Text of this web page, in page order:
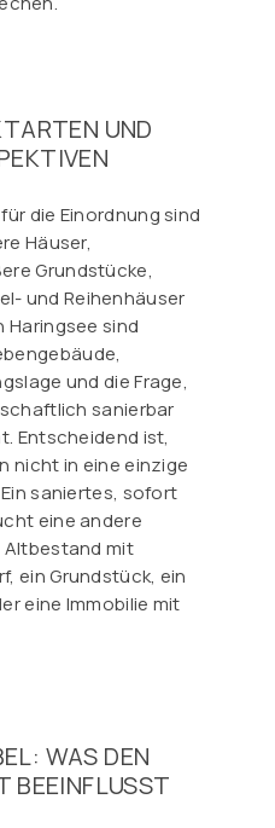
UND
die Einordnung sind
Häuser,
Grundstücke,
und Reihenhäuser
Haringsee sind
und die Frage,
sanierbar
Entscheidend ist,
nicht in eine einzige
saniertes, sofort
eine andere
mit
ein Grundstück, ein
eine Immobilie mit
WAS DEN
BEEINFLUSST